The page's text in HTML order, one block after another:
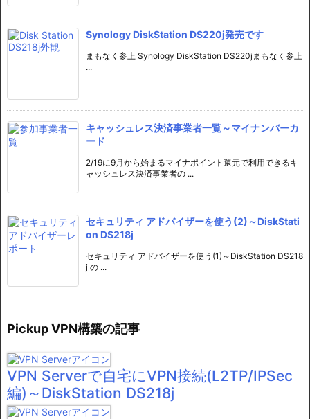
Synology DiskStation DS220j発売です
まもなく参上 Synology DiskStation DS220jまもなく参上
...
キャッシュレス決済事業者一覧～マイナンバーカ
ード
2/19に9月から始まるマイナポイント還元で利用できるキ
ャッシュレス決済事業者の ...
セキュリティ アドバイザーを使う(2)～DiskStati
on DS218j
セキュリティ アドバイザーを使う(1)～DiskStation DS218
j の ...
Pickup VPN構築の記事
VPN Serverで自宅にVPN接続(L2TP/IPSec
編)～DiskStation DS218j